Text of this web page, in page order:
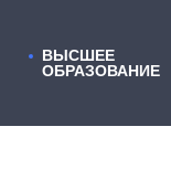
ВЫСШЕЕ
ОБРАЗОВАНИЕ